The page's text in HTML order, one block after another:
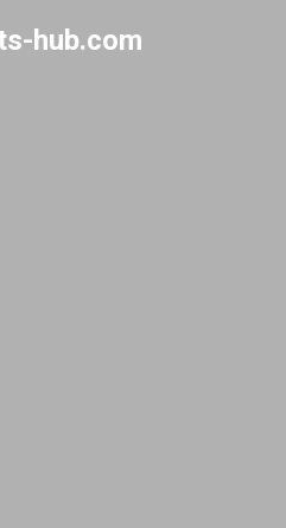
content
hub.com